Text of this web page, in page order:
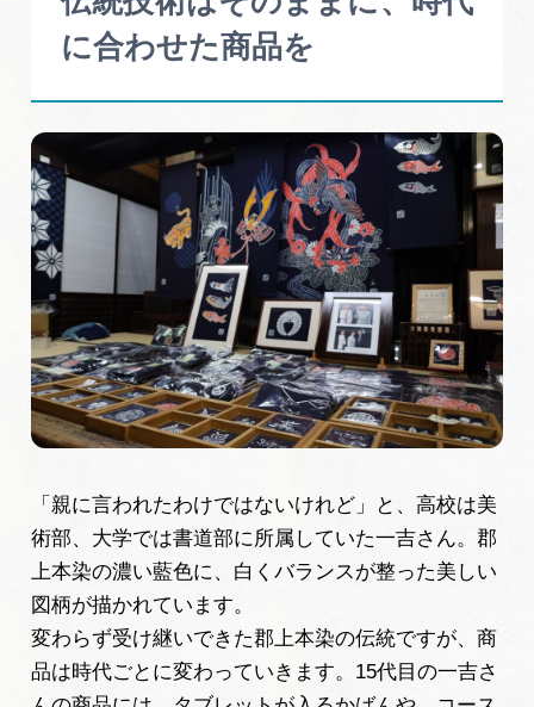
に合わせた商品を
「親に言われたわけではないけれど」と、高校は美
術部、大学では書道部に所属していた一吉さん。郡
上本染の濃い藍色に、白くバランスが整った美しい
図柄が描かれています。
変わらず受け継いできた郡上本染の伝統ですが、商
品は時代ごとに変わっていきます。15代目の一吉さ